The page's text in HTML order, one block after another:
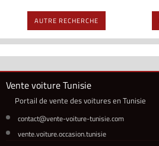
AUTRE RECHERCHE
Vente voiture Tunisie
Portail de vente des voitures en Tunisie
contact@vente-voiture-tunisie.com
vente.voiture.occasion.tunisie